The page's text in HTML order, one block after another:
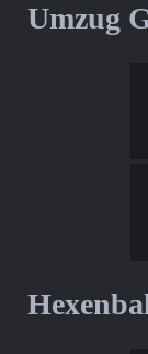
Umzug